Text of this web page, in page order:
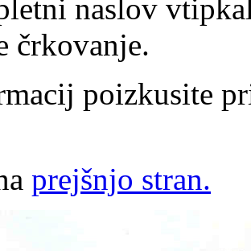
naslov
črkovanje.
poizkusite
prejšnjo stran.